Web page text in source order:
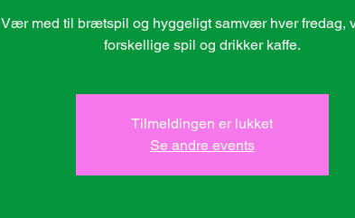
Vær med til brætspil og hyggeligt samvær hver fredag,
forskellige spil og drikker kaffe.
Tilmeldingen er lukket
Se andre events